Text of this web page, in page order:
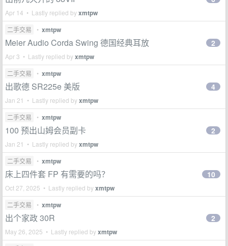
Apr 14 • Lastly replied byxmtpw
二手交易 • xmtpw
Meier Audio Corda Swing 德国经典耳放
Apr 3 • Lastly replied byxmtpw
2
二手交易 • xmtpw
出歌德 SR225e 美版
Jan 21 • Lastly replied byxmtpw
4
二手交易 • xmtpw
100 预出山姆会员副卡
Jan 21 • Lastly replied byxmtpw
2
二手交易 • xmtpw
床上四件套 FP 有需要的吗？
Oct 27, 2025 • Lastly replied byxmtpw
10
二手交易 • xmtpw
出个家政 30R
May 26, 2025 • Lastly replied byxmtpw
2